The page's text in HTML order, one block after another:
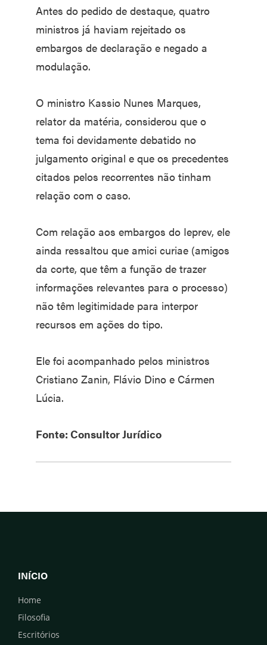
Antes do pedido de destaque, quatro
ministros já haviam rejeitado os
embargos de declaração e negado a
modulação.
O ministro Kassio Nunes Marques,
relator da matéria, considerou que o
tema foi devidamente debatido no
julgamento original e que os precedentes
citados pelos recorrentes não tinham
relação com o caso.
Com relação aos embargos do Ieprev, ele
ainda ressaltou que amici curiae (amigos
da corte, que têm a função de trazer
informações relevantes para o processo)
não têm legitimidade para interpor
recursos em ações do tipo.
Ele foi acompanhado pelos ministros
Cristiano Zanin, Flávio Dino e Cármen
Lúcia.
Fonte: Consultor Jurídico
INÍCIO
Home
Filosofia
Escritórios